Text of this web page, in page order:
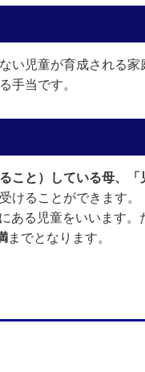
い児童が育成される
手当です。
こと）している母、
けることができます。
ある児童をいいます
までとなります。